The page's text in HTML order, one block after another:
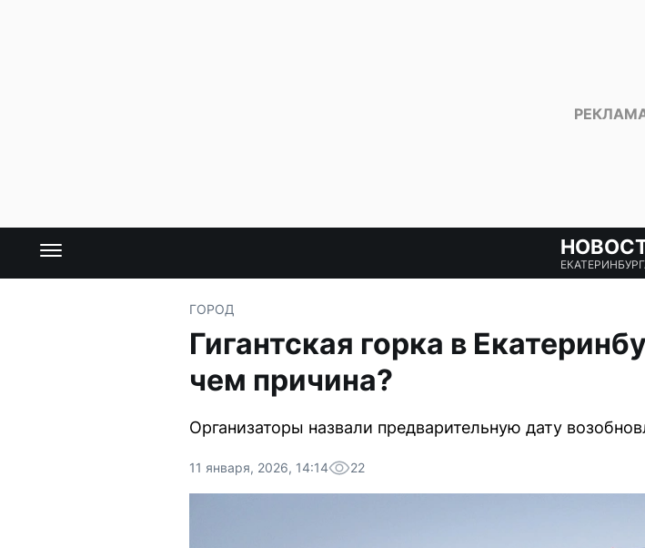
ГОРОД
Гигантская горка в
чем причина?
Организаторы назвали предварительную дату
11 января, 2026, 14:14 22